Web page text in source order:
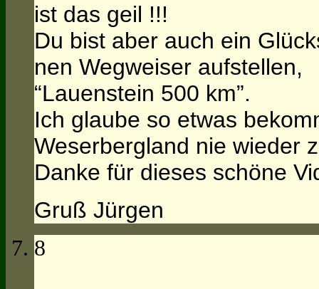
ist das geil !!!
Du bist aber auch ein
nen Wegweiser aufstellen,
“Lauenstein 500 km”.
Ich glaube so etwas
Weserbergland nie wieder
Danke für dieses schöne
Gruß Jürgen
8